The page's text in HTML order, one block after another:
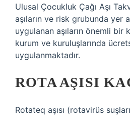
Ulusal Çocukluk Çağı Aşı
aşıların ve risk grubunda yer
uygulanan aşıların önemli bir
kurum ve kuruluşlarında
uygulanmaktadır.
ROTA AŞISI
Rotateq aşısı (rotavirüs